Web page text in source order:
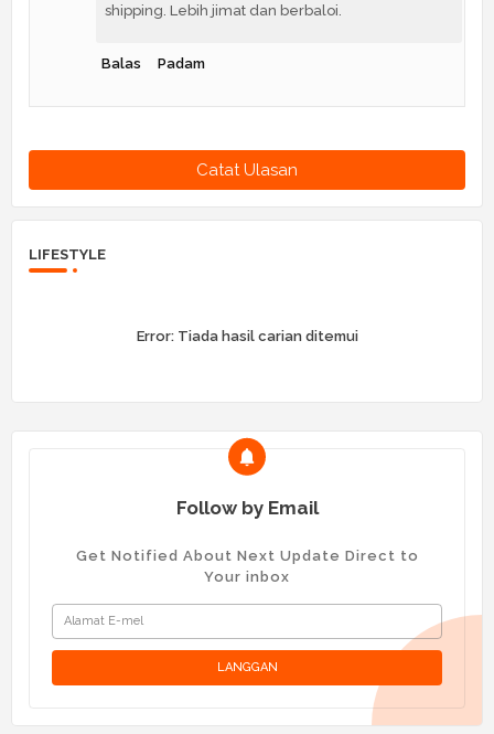
shipping. Lebih jimat dan berbaloi.
Balas Padam
Catat Ulasan
LIFESTYLE
Error:Tiada hasil carian ditemui
Follow by Email
Get Notified About Next Update Direct to
Your inbox